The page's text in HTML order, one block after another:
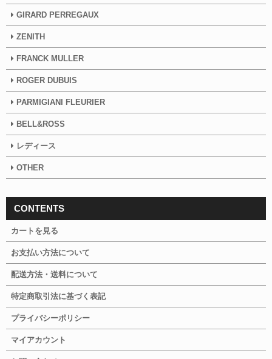
GIRARD PERREGAUX
ZENITH
FRANCK MULLER
ROGER DUBUIS
PARMIGIANI FLEURIER
BELL&ROSS
レディース
OTHER
CONTENTS
カートを見る
お支払い方法について
配送方法・送料について
特定商取引法に基づく表記
プライバシーポリシー
マイアカウント